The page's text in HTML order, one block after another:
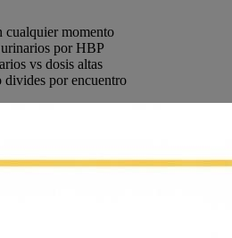
cualquier momento
por HBP
vs dosis altas
divides por encuentro